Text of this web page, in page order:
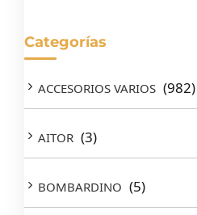
Categorías
ACCESORIOS VARIOS (982)
AITOR (3)
BOMBARDINO (5)